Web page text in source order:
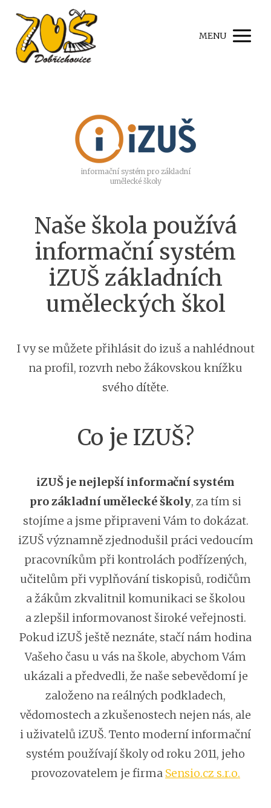
MENU
informační systém pro základní
umělecké školy
Naše škola používá
informační systém
iZUŠ základních
uměleckých škol
I vy se můžete přihlásit do izuš a nahlédnout
na profil, rozvrh nebo žákovskou knížku
svého dítěte.
Co je IZUŠ?
iZUŠ je nejlepší informační systém
pro základní umělecké školy, za tím si
stojíme a jsme připraveni Vám to dokázat.
iZUŠ významně zjednodušil práci vedoucím
pracovníkům při kontrolách podřízených,
učitelům při vyplňování tiskopisů, rodičům
a žákům zkvalitnil komunikaci se školou
a zlepšil informovanost široké veřejnosti.
Pokud iZUŠ ještě neznáte, stačí nám hodina
Vašeho času u vás na škole, abychom Vám
ukázali a předvedli, že naše sebevědomí je
založeno na reálných podkladech,
vědomostech a zkušenostech nejen nás, ale
i uživatelů iZUŠ. Tento moderní informační
systém používají školy od roku 2011, jeho
provozovatelem je firma Sensio.cz s.r.o.